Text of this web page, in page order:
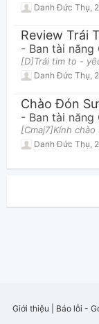
Danh Đức Thụ 27
Review Trái
- Ban tài năng
Danh Đức Thụ,
Chào Đón
- Ban tài năng
Danh Đức Thụ
Giới thiệu
Báo lỗi -